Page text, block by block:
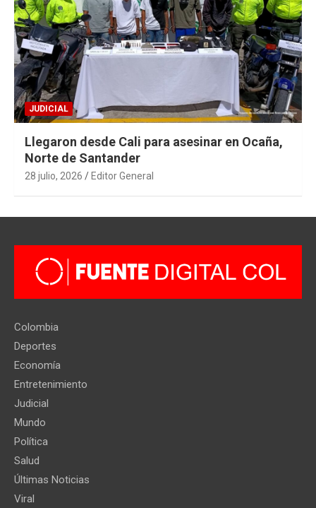
JUDICIAL
Llegaron desde Cali para asesinar en Ocaña,
Norte de Santander
28 julio, 2026 Editor General
Colombia
Deportes
Economía
Entretenimiento
Judicial
Mundo
Política
Salud
Últimas Noticias
Viral